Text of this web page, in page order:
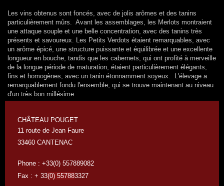
Les vins obtenus sont foncés, avec de jolis arômes et des tanins
particulièrement mûrs. Avant les assemblages, les Merlots montraient
une attaque souple et une belle concentration, avec des tanins très
présents et savoureux. Les Petits Verdots étaient remarquables, avec
un arôme épicé, une structure puissante et équilibrée et une excellente
longueur en bouche, tandis que les cabernets, qui ont profité à merveille
de la longue période de maturation, étaient particulièrement élégants,
fins et homogènes, avec un tanin étonnamment soyeux. L'élevage a
remarquablement fondu l'ensemble, qui se trouve maintenant au niveau
d'un très bon millésime.
CHÂTEAU POUGET
11 route de Jean Faure
33460 CANTENAC
Phone : +33(0) 557889082
Fax : + 33(0) 557883327